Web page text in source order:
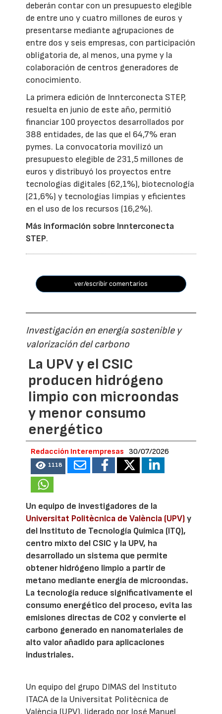
deberán contar con un presupuesto elegible
de entre uno y cuatro millones de euros y
presentarse mediante agrupaciones de
entre dos y seis empresas, con participación
obligatoria de, al menos, una pyme y la
colaboración de centros generadores de
conocimiento.
La primera edición de Innterconecta STEP,
resuelta en junio de este año, permitió
financiar 100 proyectos desarrollados por
388 entidades, de las que el 64,7% eran
pymes. La convocatoria movilizó un
presupuesto elegible de 231,5 millones de
euros y distribuyó los proyectos entre
tecnologías digitales (62,1%), biotecnología
(21,6%) y tecnologías limpias y eficientes
en el uso de los recursos (16,2%).
Más información sobre Innterconecta
STEP.
ver/escribir comentarios
Investigación en energía sostenible y
valorización del carbono
La UPV y el CSIC
producen hidrógeno
limpio con microondas
y menor consumo
energético
Redacción Interempresas 30/07/2026
1118
Un equipo de investigadores de la
Universitat Politècnica de València (UPV)y
del Instituto de Tecnología Química (ITQ),
centro mixto del CSIC y la UPV, ha
desarrollado un sistema que permite
obtener hidrógeno limpio a partir de
metano mediante energía de microondas.
La tecnología reduce significativamente el
consumo energético del proceso, evita las
emisiones directas de CO2 y convierte el
carbono generado en nanomateriales de
alto valor añadido para aplicaciones
industriales.
Un equipo del grupo DIMAS del Instituto
ITACA de la Universitat Politècnica de
València (UPV), liderado por José Manuel